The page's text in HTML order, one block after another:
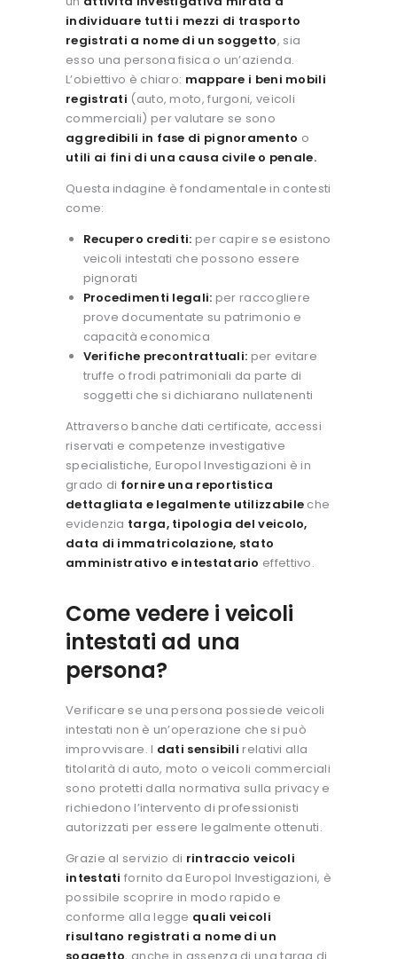
individuare tutti i mezzi di trasporto
registrati a nome di un soggetto, sia
esso una persona fisica o un’azienda.
L’obiettivo è chiaro: mappare i beni mobili
registrati (auto, moto, furgoni, veicoli
commerciali) per valutare se sono
aggredibili in fase di pignoramento o
utili ai fini di una causa civile o penale.
Questa indagine è fondamentale in contesti
come:
Recupero crediti: per capire se esistono
veicoli intestati che possono essere
pignorati
Procedimenti legali: per raccogliere
prove documentate su patrimonio e
capacità economica
Verifiche precontrattuali: per evitare
truffe o frodi patrimoniali da parte di
soggetti che si dichiarano nullatenenti
Attraverso banche dati certificate, accessi
riservati e competenze investigative
specialistiche, Europol Investigazioni è in
grado di fornire una reportistica
dettagliata e legalmente utilizzabile che
evidenzia targa, tipologia del veicolo,
data di immatricolazione, stato
amministrativo e intestatario effettivo.
Come vedere i veicoli
intestati ad una
persona?
Verificare se una persona possiede veicoli
intestati non è un’operazione che si può
improvvisare. I dati sensibili relativi alla
titolarità di auto, moto o veicoli commerciali
sono protetti dalla normativa sulla privacy e
richiedono l’intervento di professionisti
autorizzati per essere legalmente ottenuti.
Grazie al servizio di rintraccio veicoli
intestati fornito da Europol Investigazioni, è
possibile scoprire in modo rapido e
conforme alla legge quali veicoli
risultano registrati a nome di un